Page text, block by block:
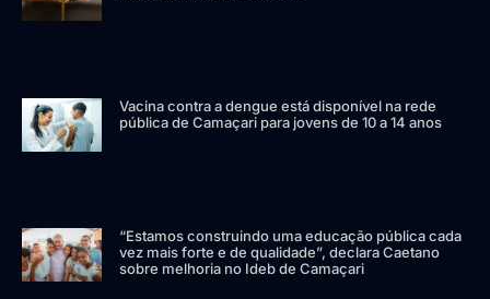
Vacina contra a dengue está disponível na rede
pública de Camaçari para jovens de 10 a 14 anos
“Estamos construindo uma educação pública cada
vez mais forte e de qualidade”, declara Caetano
sobre melhoria no Ideb de Camaçari